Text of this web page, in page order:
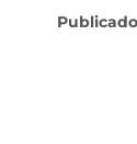
Publicado